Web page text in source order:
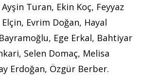
Ayşin Turan, Ekin Koç, Feyyaz
Evrim Doğan, Hayal
Ege Erkal, Bahtiyar
Selen Domaç, Melisa
Erdoğan, Özgür Berber.